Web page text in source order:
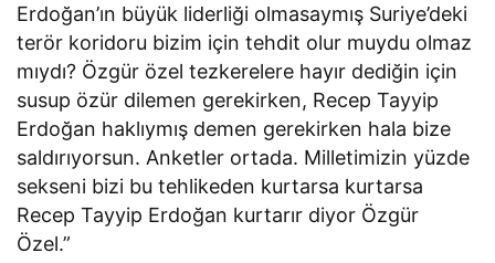
Erdoğan’ın büyük liderliği olmasaymış Suriye’deki
terör koridoru bizim için tehdit olur muydu olmaz
mıydı? Özgür özel tezkerelere hayır dediğin için
susup özür dilemen gerekirken, Recep Tayyip
Erdoğan haklıymış demen gerekirken hala bize
saldırıyorsun. Anketler ortada. Milletimizin yüzde
sekseni bizi bu tehlikeden kurtarsa kurtarsa
Recep Tayyip Erdoğan kurtarır diyor Özgür
Özel.”